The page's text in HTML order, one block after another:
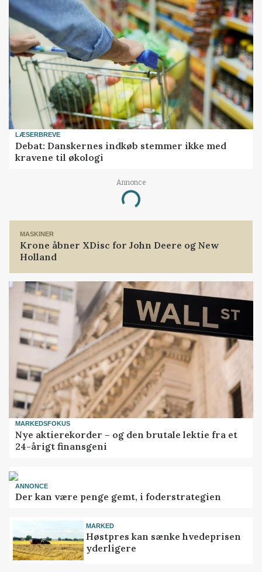
LÆSERBREVE
Debat: Danskernes indkøb stemmer ikke med
kravene til økologi
Annonce
Loading...
MASKINER
Krone åbner XDisc for John Deere og New
Holland
MARKEDSFOKUS
Nye aktierekorder – og den brutale lektie fra et
24-årigt finansgeni
ANNONCE
Der kan være penge gemt, i foderstrategien
MARKED
Høstpres kan sænke hvedeprisen
yderligere